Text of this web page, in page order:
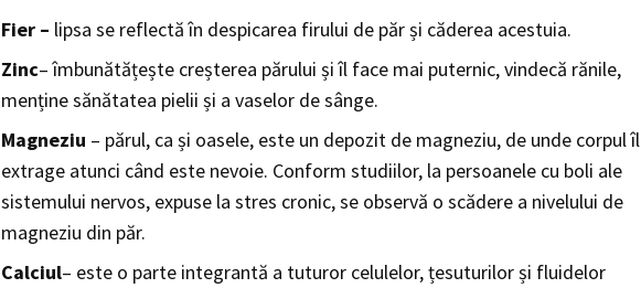
Fier – lipsa se reflectă în despicarea firului de păr și căderea acestuia.
Zinc– îmbunătățește creșterea părului și îl face mai puternic, vindecă rănile,
menține sănătatea pielii și a vaselor de sânge.
Magneziu – părul, ca și oasele, este un depozit de magneziu, de unde corpul îl
extrage atunci când este nevoie. Conform studiilor, la persoanele cu boli ale
sistemului nervos, expuse la stres cronic, se observă o scădere a nivelului de
magneziu din păr.
Calciul– este o parte integrantă a tuturor celulelor, țesuturilor și fluidelor